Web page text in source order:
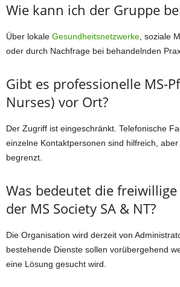
Wie kann ich der Gruppe
Über lokale Gesundheitsnetzwerke, soziale
oder durch Nachfrage bei behandelnden
Gibt es professionelle MS-
Nurses) vor Ort?
Der Zugriff ist eingeschränkt. Telefonische
einzelne Kontaktpersonen sind hilfreich,
begrenzt.
Was bedeutet die
der MS Society SA & NT?
Die Organisation wird derzeit von
bestehende Dienste sollen vorübergehend
eine Lösung gesucht wird.